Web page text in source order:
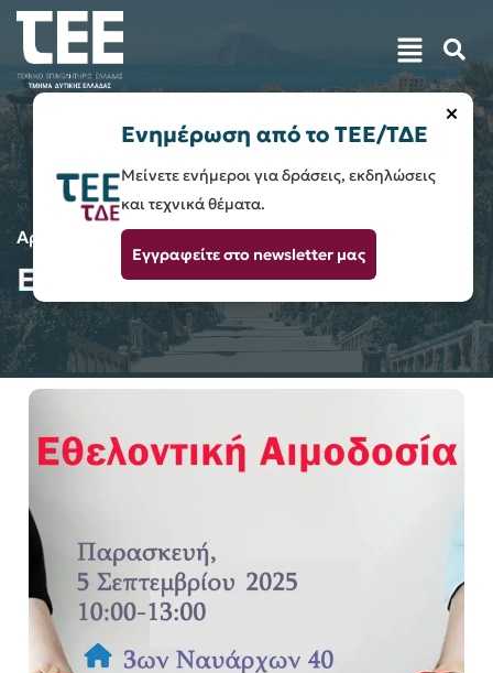
Αρχική Εθελοντισμός
Εθελοντισμός
×
Ενημέρωση από το ΤΕΕ/ΤΔΕ
Μείνετε ενήμεροι για δράσεις, εκδηλώσεις
και τεχνικά θέματα.
Εγγραφείτε στο newsletter μας